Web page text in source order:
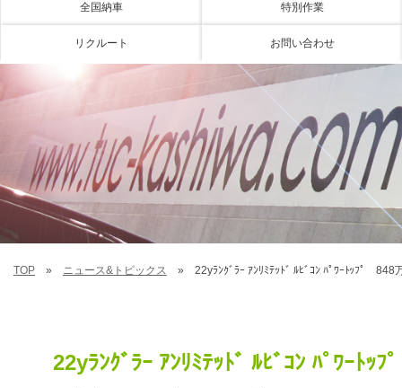
全国納車 特別作業
リクルート お問い合わせ
TOP ニュース&トピックス 22yﾗﾝｸﾞﾗｰ ｱﾝﾘﾐﾃｯﾄﾞ ﾙﾋﾞｺﾝ ﾊﾟﾜｰﾄｯﾌﾟ 848
22yﾗﾝｸﾞﾗｰ ｱﾝﾘﾐﾃｯﾄﾞ ﾙﾋﾞｺﾝ ﾊﾟﾜｰﾄ